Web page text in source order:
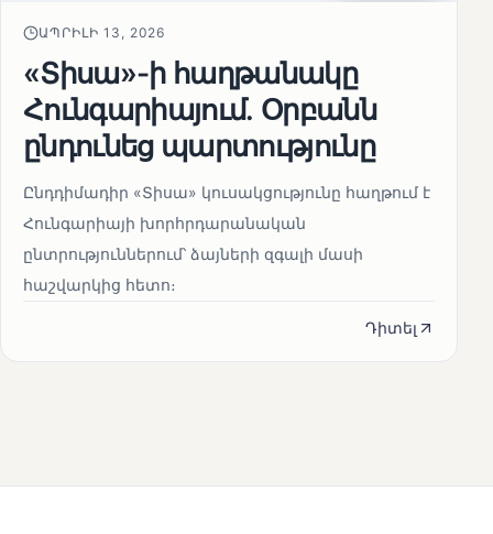
ԱՊՐԻԼԻ 13, 2026
«Տիսա»-ի հաղթանակը
Հունգարիայում․ Օրբանն
ընդունեց պարտությունը
Ընդդիմադիր «Տիսա» կուսակցությունը հաղթում է
Հունգարիայի խորհրդարանական
ընտրություններում՝ ձայների զգալի մասի
հաշվարկից հետո։
Դիտել